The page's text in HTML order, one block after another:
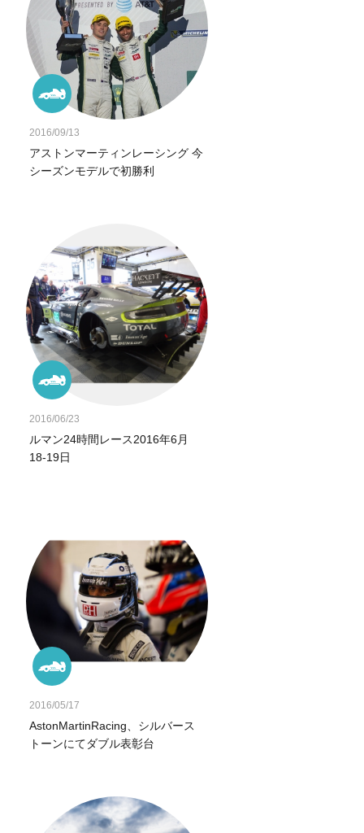
2016/09/13
アストンマーティンレーシング 今
シーズンモデルで初勝利
2016/06/23
ルマン24時間レース2016年6月
18‐19日
2016/05/17
AstonMartinRacing、シルバース
トーンにてダブル表彰台